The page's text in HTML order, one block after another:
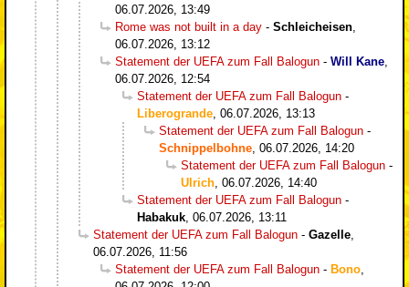
06.07.2026, 13:49
Rome was not built in a day - Schleicheisen
06.07.2026, 13:12
Statement der UEFA zum Fall Balogun - Will Kane
06.07.2026, 12:54
Statement der UEFA zum Fall Balogun -
Liberogrande 06.07.2026, 13:13
Statement der UEFA zum Fall Balogun -
Schnippelbohne 06.07.2026, 14:20
Statement der UEFA zum Fall Balogun -
Ulrich 06.07.2026, 14:40
Statement der UEFA zum Fall Balogun -
Habakuk 06.07.2026, 13:11
Statement der UEFA zum Fall Balogun - Gazelle
06.07.2026, 11:56
Statement der UEFA zum Fall Balogun - Bono